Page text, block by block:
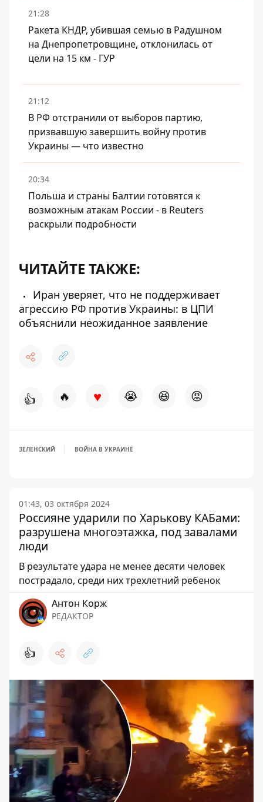
21:28
Ракета КНДР, убившая семью в Радушном
на Днепропетровщине, отклонилась от
цели на 15 км - ГУР
21:12
В РФ отстранили от выборов партию,
призвавшую завершить войну против
Украины — что известно
20:34
Польша и страны Балтии готовятся к
возможным атакам России - в Reuters
раскрыли подробности
ЧИТАЙТЕ ТАКЖЕ:
Иран уверяет, что не поддерживает
агрессию РФ против Украины: в ЦПИ
объяснили неожиданное заявление
👍 🔥 ♥ 😭 😆 😡
ЗЕЛЕНСКИЙ ВОЙНА В УКРАИНЕ
01:43, 03 октября 2024
Россияне ударили по Харькову КАБами:
разрушена многоэтажка, под завалами
люди
В результате удара не менее десяти человек
пострадало, среди них трехлетний ребенок
Антон Корж
РЕДАКТОР
👍